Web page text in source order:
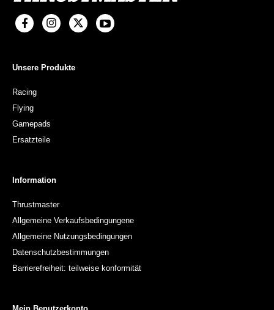
Unsere Produkte
Racing
Flying
Gamepads
Ersatzteile
Information
Thrustmaster
Allgemeine Verkaufsbedingungene
Allgemeine Nutzungsbedingungen
Datenschutzbestimmungen
Barrierefreiheit: teilweise konformität